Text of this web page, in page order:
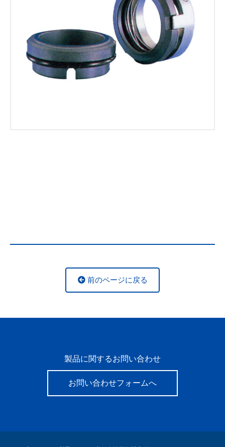
前のページに戻る
製品に関するお問い合わせ
お問い合わせフォームへ